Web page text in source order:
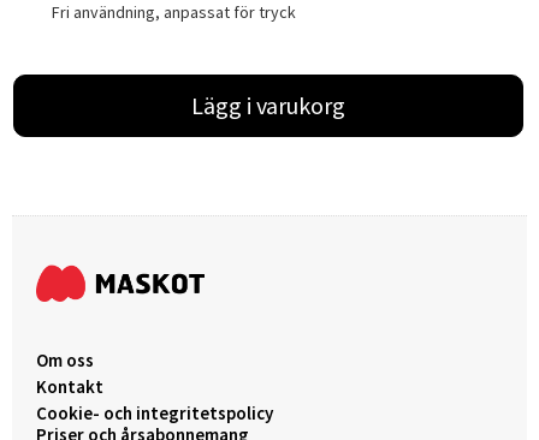
Fri användning, anpassat för tryck
Lägg i varukorg
Om oss
Kontakt
Cookie- och integritetspolicy
Priser och årsabonnemang